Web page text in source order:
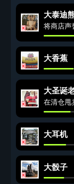
大泰迪
将商店声
大香蕉
大圣诞
在清仓甩
大耳机
大骰子